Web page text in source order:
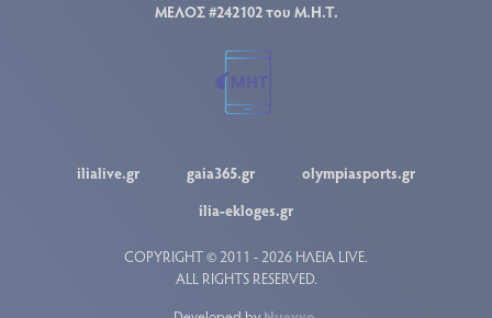
ΜΕΛΟΣ #242102 του Μ.Η.Τ.
ilialive.gr gaia365.gr
olympiasports.gr
ilia-ekloges.gr
COPYRIGHT © 2011 - 2026 ΗΛΕΙΑ LIVE.
ALL RIGHTS RESERVED.